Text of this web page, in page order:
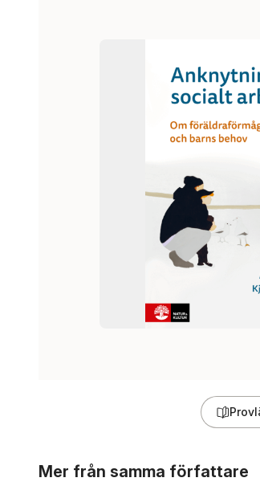
Mer från samma författare